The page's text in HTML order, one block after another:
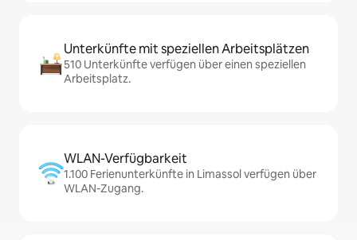
Unterkünfte mit speziellen Arbeitsplätzen
510 Unterkünfte verfügen über einen speziellen
Arbeitsplatz.
WLAN-Verfügbarkeit
1.100 Ferienunterkünfte in Limassol verfügen über
WLAN-Zugang.